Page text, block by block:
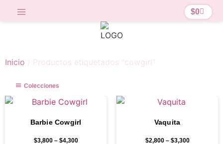
$0
Inicio / Productos etiquetados “cowgirl”
Colecciones
Barbie Cowgirl
$3,800 – $4,300
Vaquita
$2,800 – $3,300